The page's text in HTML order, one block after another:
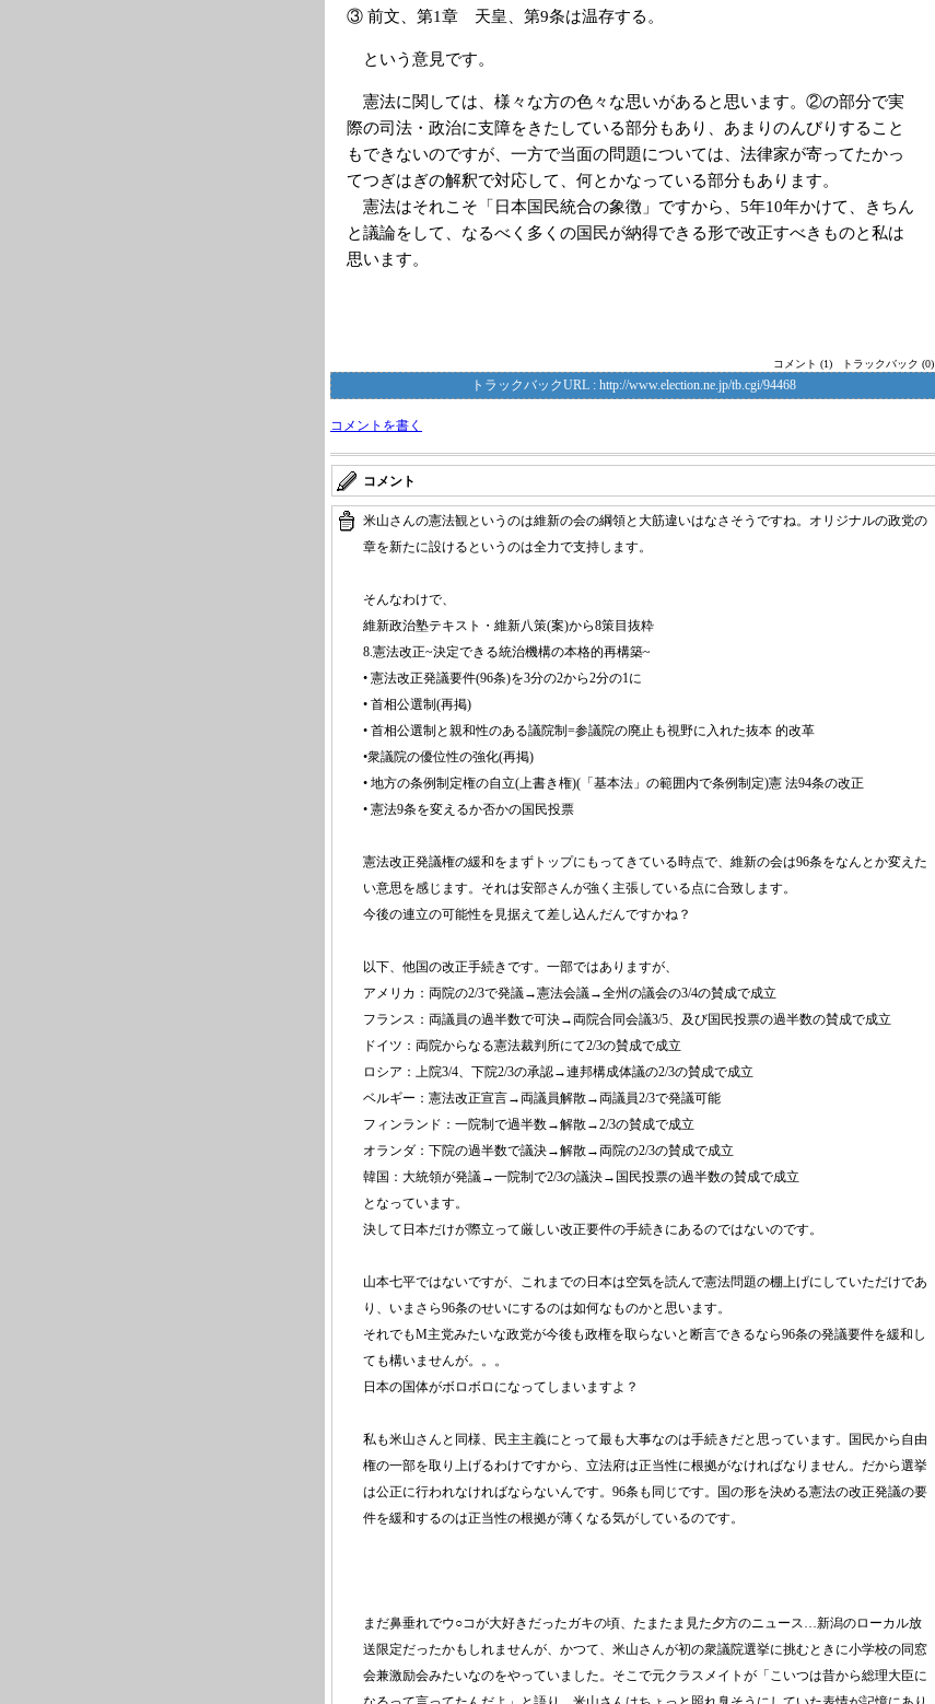
③ 前文、第1章 天皇、第9条は温存する。
という意見です。
憲法に関しては、様々な方の色々な思いがあると思います。②の部分で実
際の司法・政治に支障をきたしている部分もあり、あまりのんびりすること
もできないのですが、一方で当面の問題については、法律家が寄ってたかっ
てつぎはぎの解釈で対応して、何とかなっている部分もあります。
憲法はそれこそ「日本国民統合の象徴」ですから、5年10年かけて、きちん
と議論をして、なるべく多くの国民が納得できる形で改正すべきものと私は
思います。
コメント (1) トラックバック (0)
トラックバックURL : http://www.election.ne.jp/tb.cgi/94468
コメントを書く
コメント
米山さんの憲法観というのは維新の会の綱領と大筋違いはなさそうですね。オリジナルの政党の
章を新たに設けるというのは全力で支持します。
そんなわけで、
維新政治塾テキスト・維新八策(案)から8策目抜粋
8.憲法改正~決定できる統治機構の本格的再構築~
• 憲法改正発議要件(96条)を3分の2から2分の1に
• 首相公選制(再掲)
• 首相公選制と親和性のある議院制=参議院の廃止も視野に入れた抜本 的改革
•衆議院の優位性の強化(再掲)
• 地方の条例制定権の自立(上書き権)(「基本法」の範囲内で条例制定)憲 法94条の改正
• 憲法9条を変えるか否かの国民投票
憲法改正発議権の緩和をまずトップにもってきている時点で、維新の会は96条をなんとか変えた
い意思を感じます。それは安部さんが強く主張している点に合致します。
今後の連立の可能性を見据えて差し込んだんですかね？
以下、他国の改正手続きです。一部ではありますが、
アメリカ：両院の2/3で発議→憲法会議→全州の議会の3/4の賛成で成立
フランス：両議員の過半数で可決→両院合同会議3/5、及び国民投票の過半数の賛成で成立
ドイツ：両院からなる憲法裁判所にて2/3の賛成で成立
ロシア：上院3/4、下院2/3の承認→連邦構成体議の2/3の賛成で成立
ベルギー：憲法改正宣言→両議員解散→両議員2/3で発議可能
フィンランド：一院制で過半数→解散→2/3の賛成で成立
オランダ：下院の過半数で議決→解散→両院の2/3の賛成で成立
韓国：大統領が発議→一院制で2/3の議決→国民投票の過半数の賛成で成立
となっています。
決して日本だけが際立って厳しい改正要件の手続きにあるのではないのです。
山本七平ではないですが、これまでの日本は空気を読んで憲法問題の棚上げにしていただけであ
り、いまさら96条のせいにするのは如何なものかと思います。
それでもM主党みたいな政党が今後も政権を取らないと断言できるなら96条の発議要件を緩和し
ても構いませんが。。。
日本の国体がボロボロになってしまいますよ？
私も米山さんと同様、民主主義にとって最も大事なのは手続きだと思っています。国民から自由
権の一部を取り上げるわけですから、立法府は正当性に根拠がなければなりません。だから選挙
は公正に行われなければならないんです。96条も同じです。国の形を決める憲法の改正発議の要
件を緩和するのは正当性の根拠が薄くなる気がしているのです。
まだ鼻垂れでウ○コが大好きだったガキの頃、たまたま見た夕方のニュース…新潟のローカル放
送限定だったかもしれませんが、かつて、米山さんが初の衆議院選挙に挑むときに小学校の同窓
会兼激励会みたいなのをやっていました。そこで元クラスメイトが「こいつは昔から総理大臣に